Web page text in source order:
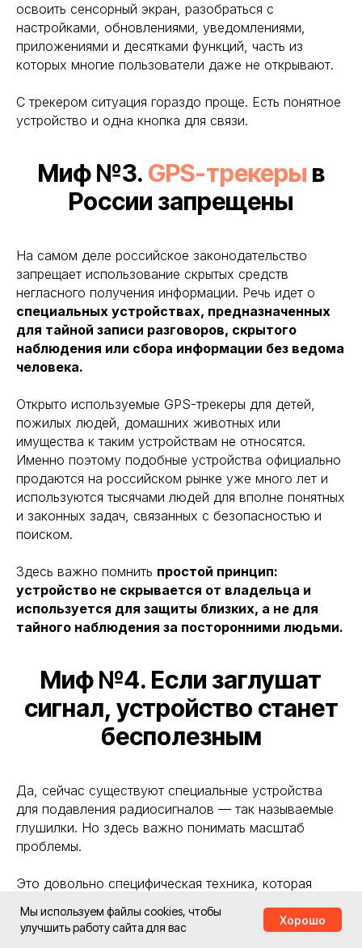
освоить сенсорный экран, разобраться с
настройками, обновлениями, уведомлениями,
приложениями и десятками функций, часть из
которых многие пользователи даже не открывают.
С трекером ситуация гораздо проще. Есть понятное
устройство и одна кнопка для связи.
Миф №3. GPS-трекеры в
России запрещены
На самом деле российское законодательство
запрещает использование скрытых средств
негласного получения информации. Речь идет о
специальных устройствах, предназначенных
для тайной записи разговоров, скрытого
наблюдения или сбора информации без ведома
человека.
Открыто используемые GPS-трекеры для детей,
пожилых людей, домашних животных или
имущества к таким устройствам не относятся.
Именно поэтому подобные устройства официально
продаются на российском рынке уже много лет и
используются тысячами людей для вполне понятных
и законных задач, связанных с безопасностью и
поиском.
Здесь важно помнить простой принцип:
устройство не скрывается от владельца и
используется для защиты близких, а не для
тайного наблюдения за посторонними людьми.
Миф №4. Если заглушат
сигнал, устройство станет
бесполезным
Да, сейчас существуют специальные устройства
для подавления радиосигналов — так называемые
глушилки. Но здесь важно понимать масштаб
проблемы.
Это довольно специфическая техника, которая
магазинах, парках или возле школ так же часто, как
нам иногда кажется после просмотра новостей.
Мы используем файлы cookies, чтобы
улучшить работу сайта для вас
Хорошо